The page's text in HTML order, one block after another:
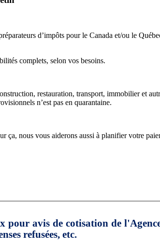
d’impôts pour le Canada et/ou le
complets, selon vos besoins.
restauration, transport, immobilier et
n’est pas en quarantaine.
ça, nous vous aiderons aussi à planifier votre
pour avis de cotisation de
refusées, etc.